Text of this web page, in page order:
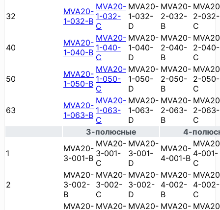
32
MVA20-
1-032-B
MVA20-
1-032-
C
MVA20-
1-032-
D
MVA20-
2-032-
B
2-032-
C
40
MVA20-
1-040-B
MVA20-
1-040-
C
MVA20-
1-040-
D
MVA20-
2-040-
B
2-040-
C
50
MVA20-
1-050-B
MVA20-
1-050-
C
MVA20-
1-050-
D
MVA20-
2-050-
B
2-050-
C
63
MVA20-
1-063-B
MVA20-
1-063-
C
MVA20-
1-063-
D
MVA20-
2-063-
B
2-063-
C
3-полюсные
4-
1
MVA20-
3-001-B
MVA20-
3-001-
C
MVA20-
3-001-
D
MVA20-
4-001-B 4-001-
C
2
MVA20-
3-002-
B
MVA20-
3-002-
C
MVA20-
3-002-
D
MVA20-
4-002-
B
4-002-
C
MVA20- MVA20- MVA20- MVA20-